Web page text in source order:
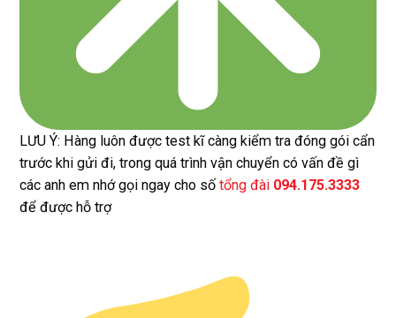
LƯU Ý: Hàng luôn được test kĩ càng kiểm tra đóng gói cẩn
trước khi gửi đi, trong quá trình vận chuyển có vấn đề gì
các anh em nhớ gọi ngay cho số tổng đài 094.175.3333
để được hỗ trợ